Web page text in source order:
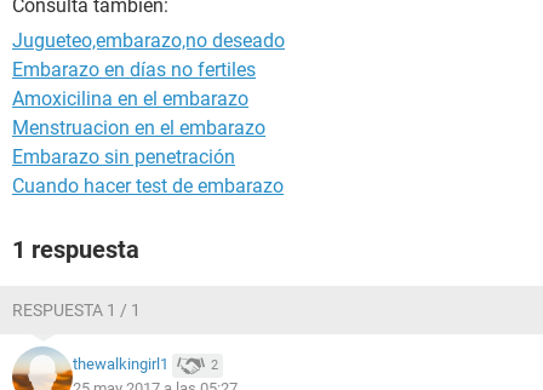
Consulta también:
Jugueteo,embarazo,no deseado
Embarazo en días no fertiles
Amoxicilina en el embarazo
Menstruacion en el embarazo
Embarazo sin penetración
Cuando hacer test de embarazo
1 respuesta
RESPUESTA 1 / 1
thewalkingirl1 2